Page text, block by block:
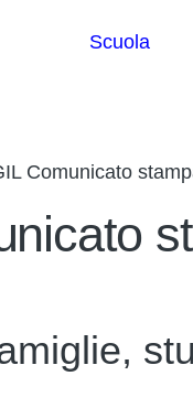
Scuola
Comunicato